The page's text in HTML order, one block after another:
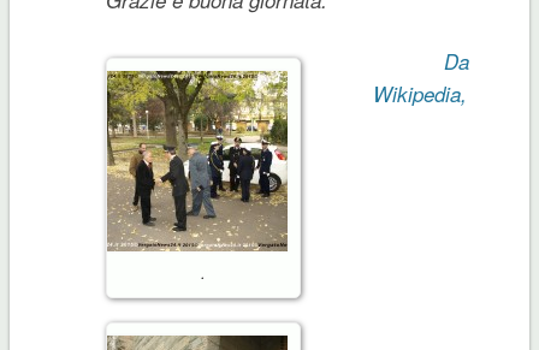
.
Da
Wikipedia,